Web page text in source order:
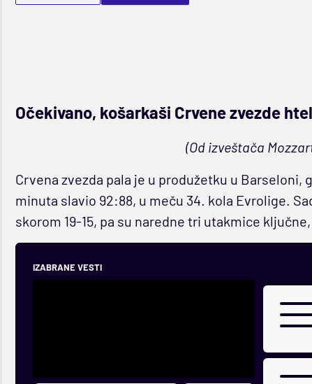
Očekivano, košarkaši Crvene zvezde
(Od izveštača
Crvena zvezda pala je u produžetku u
minuta slavio 92:88, u meču 34. kola Evrolige.
skorom 19-15, pa su naredne tri utakmice
IZABRANE VESTI